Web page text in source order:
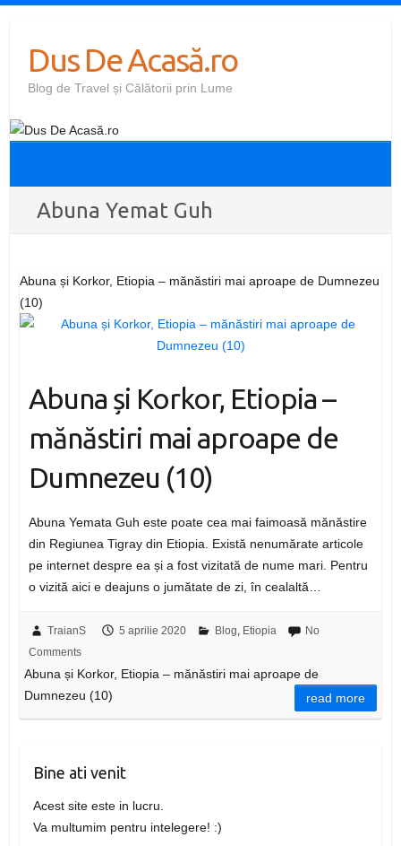
Dus De Acasă.ro
Blog de Travel și Călătorii prin Lume
Abuna Yemat Guh
Abuna și Korkor, Etiopia – mănăstiri mai aproape de Dumnezeu
(10)
Abuna și Korkor, Etiopia –
mănăstiri mai aproape de
Dumnezeu (10)
Abuna Yemata Guh este poate cea mai faimoasă mănăstire
din Regiunea Tigray din Etiopia. Există nenumărate articole
pe internet despre ea și a fost vizitată de nume mari. Pentru
o vizită aici e deajuns o jumătate de zi, în cealaltă…
TraianS 5 aprilie 2020 Blog, Etiopia
No
Comments
Abuna și Korkor, Etiopia – mănăstiri mai aproape de
Dumnezeu (10)
read more
Bine ati venit
Acest site este in lucru.
Va multumim pentru intelegere! :)